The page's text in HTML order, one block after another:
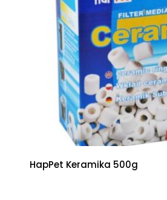
HapPet Keramika 500g